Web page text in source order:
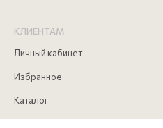
КЛИЕНТАМ
Личный кабинет
Избранное
Каталог